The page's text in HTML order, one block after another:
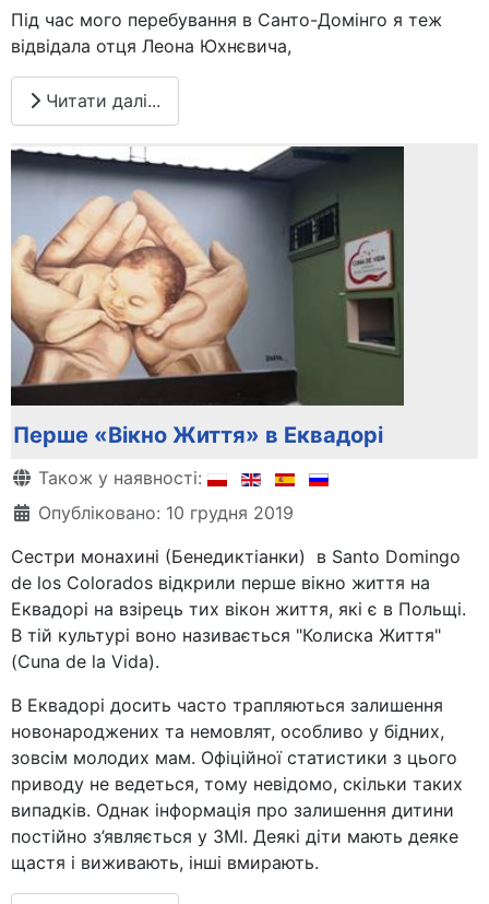
Під час мого перебування в Санто-Домінго я теж
відвідала отця Леона Юхнєвича,
Читати далі...
Перше «Вікно Життя» в Еквадорі
Деталі
Також у наявності:
Опубліковано: 10 грудня 2019
Сестри монахині (Бенедиктіанки) в Santo Domingo
de los Colorados відкрили перше вікно життя на
Еквадорі на взірець тих вікон життя, які є в Польщі.
В тій культурі воно називається "Колиска Життя"
(Cuna de la Vida).
В Еквадорі досить часто трапляються залишення
новонароджених та немовлят, особливо у бідних,
зовсім молодих мам. Офіційної статистики з цього
приводу не ведеться, тому невідомо, скільки таких
випадків. Однак інформація про залишення дитини
постійно з’являється у ЗМІ. Деякі діти мають деяке
щастя і виживають, інші вмирають.